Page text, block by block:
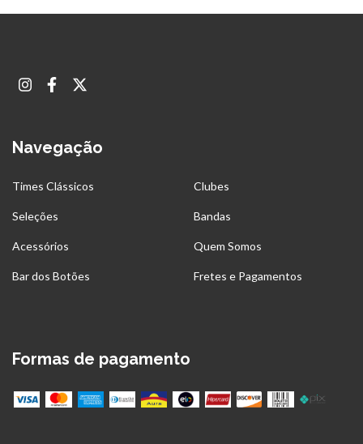
Navegação
Times Clássicos Clubes
Seleções Bandas
Acessórios Quem Somos
Bar dos Botões Fretes e Pagamentos
Formas de pagamento